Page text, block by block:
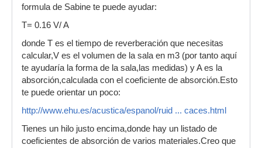
formula de Sabine te puede ayudar:
T= 0.16 V/ A
donde T es el tiempo de reverberación que necesitas
calcular,V es el volumen de la sala en m3 (por tanto aquí
te ayudaría la forma de la sala,las medidas) y A es la
absorción,calculada con el coeficiente de absorción.Esto
te puede orientar un poco:
http://www.ehu.es/acustica/espanol/ruid ... caces.html
Tienes un hilo justo encima,donde hay un listado de
coeficientes de absorción de varios materiales.Creo que